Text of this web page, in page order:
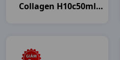
Collagen H10c50ml